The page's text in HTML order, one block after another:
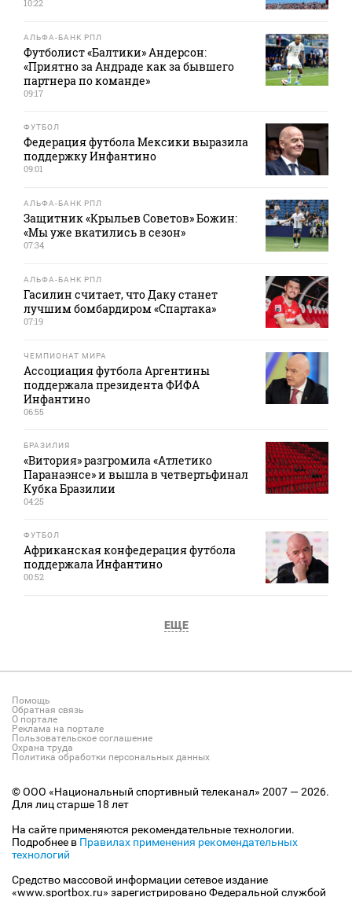
10:22
АЛЬФА-БАНК РПЛ
Футболист «Балтики» Андерсон:
«Приятно за Андраде как за бывшего
партнера по команде»
09:17
ФУТБОЛ
Федерация футбола Мексики выразила
поддержку Инфантино
09:01
АЛЬФА-БАНК РПЛ
Защитник «Крыльев Советов» Божин:
«Мы уже вкатились в сезон»
07:34
АЛЬФА-БАНК РПЛ
Гасилин считает, что Даку станет
лучшим бомбардиром «Спартака»
07:19
ЧЕМПИОНАТ МИРА
Ассоциация футбола Аргентины
поддержала президента ФИФА
Инфантино
06:55
БРАЗИЛИЯ
«Витория» разгромила «Атлетико
Паранаэнсе» и вышла в четвертьфинал
Кубка Бразилии
04:25
ФУТБОЛ
Африканская конфедерация футбола
поддержала Инфантино
00:52
ЕЩЕ
Помощь
Обратная связь
О портале
Реклама на портале
Пользовательское соглашение
Охрана труда
Политика обработки персональных данных
© ООО «Национальный спортивный телеканал» 2007 — 2026.
Для лиц старше 18 лет
На сайте применяются рекомендательные технологии.
Подробнее в Правилах применения рекомендательных
технологий
Средство массовой информации сетевое издание
«www.sportbox.ru» зарегистрировано Федеральной службой